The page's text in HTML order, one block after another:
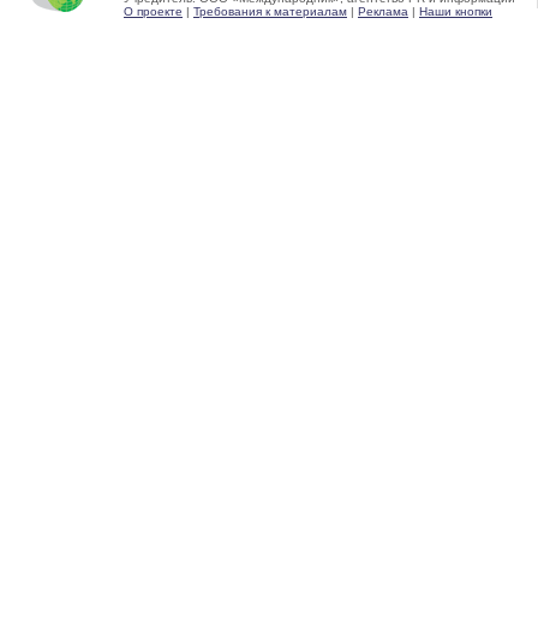
О проекте | Требования к материалам | Реклама | Наши кнопки